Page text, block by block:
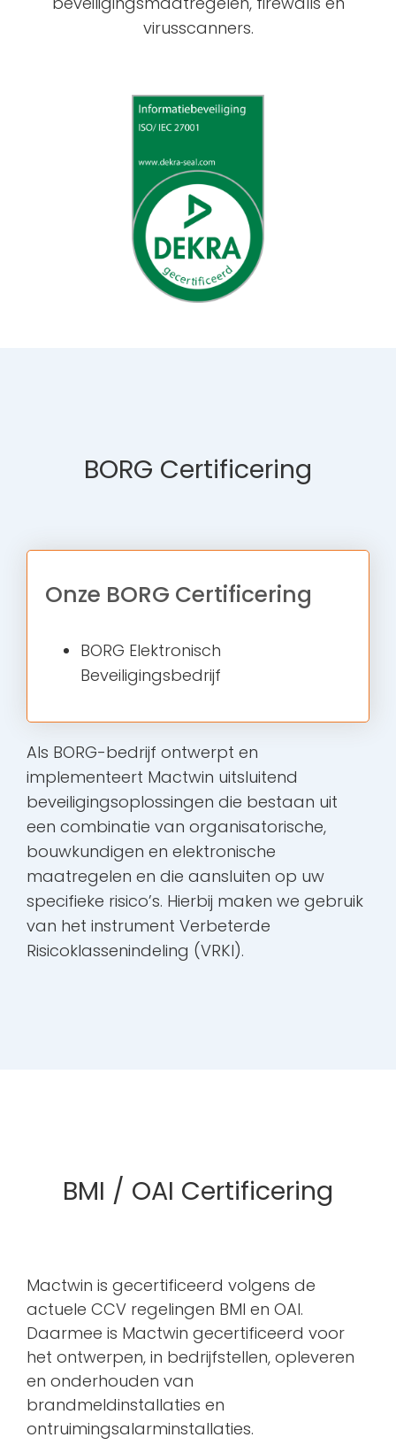
virusscanners.
BORG Certificering
Onze BORG Certificering
BORG Elektronisch
Beveiligingsbedrijf
Als BORG-bedrijf ontwerpt en
implementeert Mactwin uitsluitend
beveiligingsoplossingen die bestaan uit
een combinatie van organisatorische,
bouwkundigen en elektronische
maatregelen en die aansluiten op uw
specifieke risico’s. Hierbij maken we gebruik
van het instrument Verbeterde
Risicoklassenindeling (VRKI).
BMI / OAI Certificering
Mactwin is gecertificeerd volgens de
actuele CCV regelingen BMI en OAI.
Daarmee is Mactwin gecertificeerd voor
het ontwerpen, in bedrijfstellen, opleveren
en onderhouden van
brandmeldinstallaties en
ontruimingsalarminstallaties.